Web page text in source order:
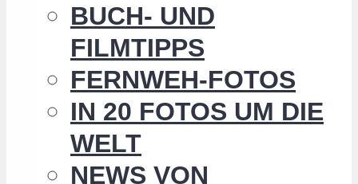
BUCH- UND
FILMTIPPS
FERNWEH-FOTOS
IN 20 FOTOS UM DIE
WELT
NEWS VON